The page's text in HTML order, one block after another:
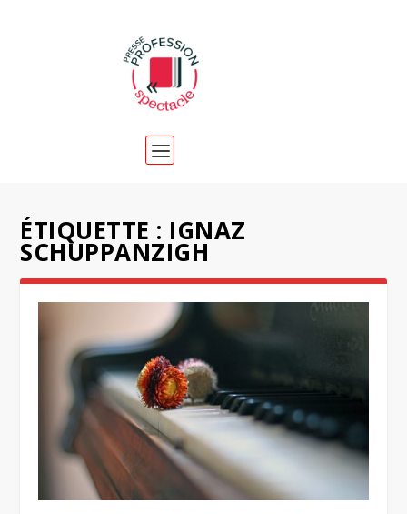
ÉTIQUETTE : IGNAZ
SCHUPPANZIGH